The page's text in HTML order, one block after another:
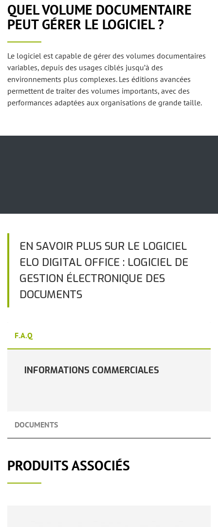
QUEL VOLUME DOCUMENTAIRE
PEUT GÉRER LE LOGICIEL ?
Le logiciel est capable de gérer des volumes documentaires
variables, depuis des usages ciblés jusqu’à des
environnements plus complexes. Les éditions avancées
permettent de traiter des volumes importants, avec des
performances adaptées aux organisations de grande taille.
EN SAVOIR PLUS SUR LE LOGICIEL
ELO DIGITAL OFFICE : LOGICIEL DE
GESTION ÉLECTRONIQUE DES
DOCUMENTS
F.A.Q
INFORMATIONS COMMERCIALES
DOCUMENTS
PRODUITS ASSOCIÉS